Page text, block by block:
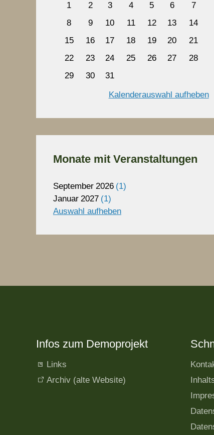
1
2 3 4 5 6
7
8
9 10 11 12 13
14
15
16 17 18 19 20
21
22
23 24 25 26 27
28
29
30
31
Kalenderauswahl aufheben
Monate mit Veranstaltungen
September 2026 1
Januar 2027 1
Auswahl aufheben
Infos zum Demoprojekt
Links
Archiv (alte Website)